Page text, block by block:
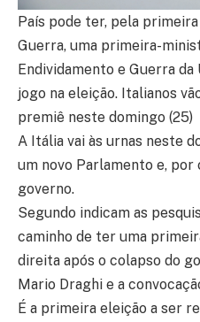
País pode ter, pela
Guerra, uma primeira-
Endividamento e Guerra
jogo na eleição. Italianos
premiê neste domingo (25)
A Itália vai às urnas neste
um novo Parlamento e, por
governo.
Segundo indicam as
caminho de ter uma
direita após o colapso do
Mario Draghi e a
É a primeira eleição a ser